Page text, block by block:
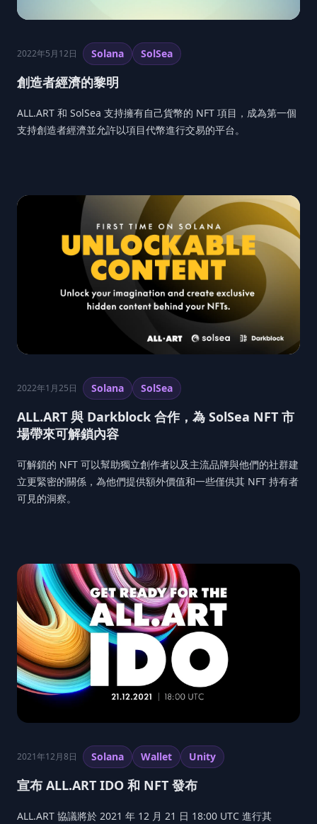
2022年5月12日 Solana SolSea
創造者經濟的黎明
ALL.ART 和 SolSea 支持擁有自己貨幣的 NFT 項目，成為第一個
支持創造者經濟並允許以項目代幣進行交易的平台。
2022年1月25日 Solana SolSea
ALL.ART 與 Darkblock 合作，為 SolSea NFT 市
場帶來可解鎖內容
可解鎖的 NFT 可以幫助獨立創作者以及主流品牌與他們的社群建
立更緊密的關係，為他們提供額外價值和一些僅供其 NFT 持有者
可見的洞察。
2021年12月8日 Solana Wallet Unity
宣布 ALL.ART IDO 和 NFT 發布
ALL.ART 協議將於 2021 年 12 月 21 日 18:00 UTC 進行其